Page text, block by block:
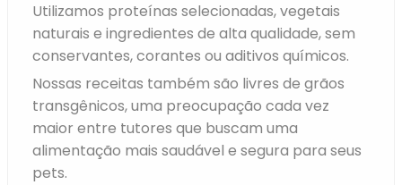
Utilizamos proteínas selecionadas, vegetais
naturais e ingredientes de alta qualidade, sem
conservantes, corantes ou aditivos químicos.
Nossas receitas também são livres de grãos
transgênicos, uma preocupação cada vez
maior entre tutores que buscam uma
alimentação mais saudável e segura para seus
pets.